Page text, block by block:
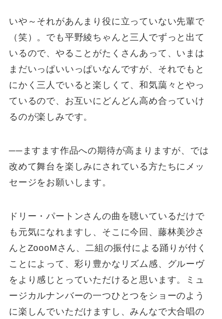
いや～それがあんまり役に立っていない先輩で
（笑）。でも平野綾ちゃんと三人でずっと出て
いるので、やることがたくさんあって、いまは
まだいっぱいいっぱいなんですが、それでもと
にかく三人でいると楽しくて、和気藹々とやっ
ているので、お互いにどんどん高め合っていけ
るのが楽しみです。
──ますます作品への期待が高まりますが、では
改めて舞台を楽しみにされている方たちにメッ
セージをお願いします。
ドリー・パートンさんの曲を聴いているだけで
も元気になれますし、そこに今回、藤林美沙さ
んとZoooMさん、二組の振付による踊りが付く
ことによって、彩り豊かなリズム感、グルーヴ
をより感じとっていただけると思います。ミュ
ージカルナンバーの一つひとつをショーのよう
に楽しんでいただけますし、みんなで大合唱の